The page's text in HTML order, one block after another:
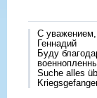
С уважением,
Геннадий
Буду
Suche alles